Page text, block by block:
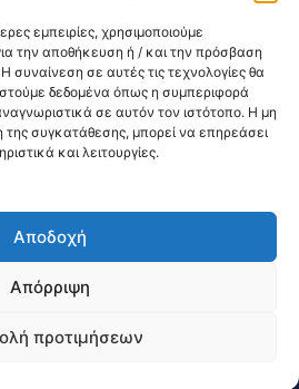
εμπειρίες, χρησιμοποιούμε
την αποθήκευση ή / και την πρόσβαση
σε αυτές τις τεχνολογίες θα
δεδομένα όπως η συμπεριφορά
σε αυτόν τον ιστότοπο. Η μη
συγκατάθεσης, μπορεί να επηρεάσει
και λειτουργίες.
Αποδοχή
Απόρριψη
προτιμήσεων
All rights reserved
Τηλ: +30 2311 226 200
Visits: 1596896